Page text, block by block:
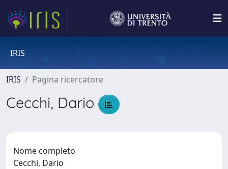
IRIS
IRIS Pagina ricercatore
Cecchi, Dario
Nome completo
Cecchi, Dario